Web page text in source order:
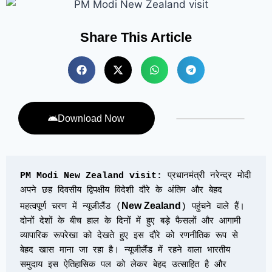
Share This Article
Download Now
PM Modi New Zealand visit:
प्रधानमंत्री नरेन्द्र मोदी
अपने छह दिवसीय द्विपक्षीय विदेशी दौरे के अंतिम और बेहद
महत्वपूर्ण चरण में न्यूजीलैंड ( New Zealand ) पहुंचने वाले हैं।
दोनों देशों के बीच हाल के दिनों में हुए बड़े फैसलों और आगामी
व्यापारिक रूपरेखा को देखते हुए इस दौरे को रणनीतिक रूप से
बेहद खास माना जा रहा है। न्यूजीलैंड में रहने वाला भारतीय
समुदाय इस ऐतिहासिक पल को लेकर बेहद उत्साहित है और